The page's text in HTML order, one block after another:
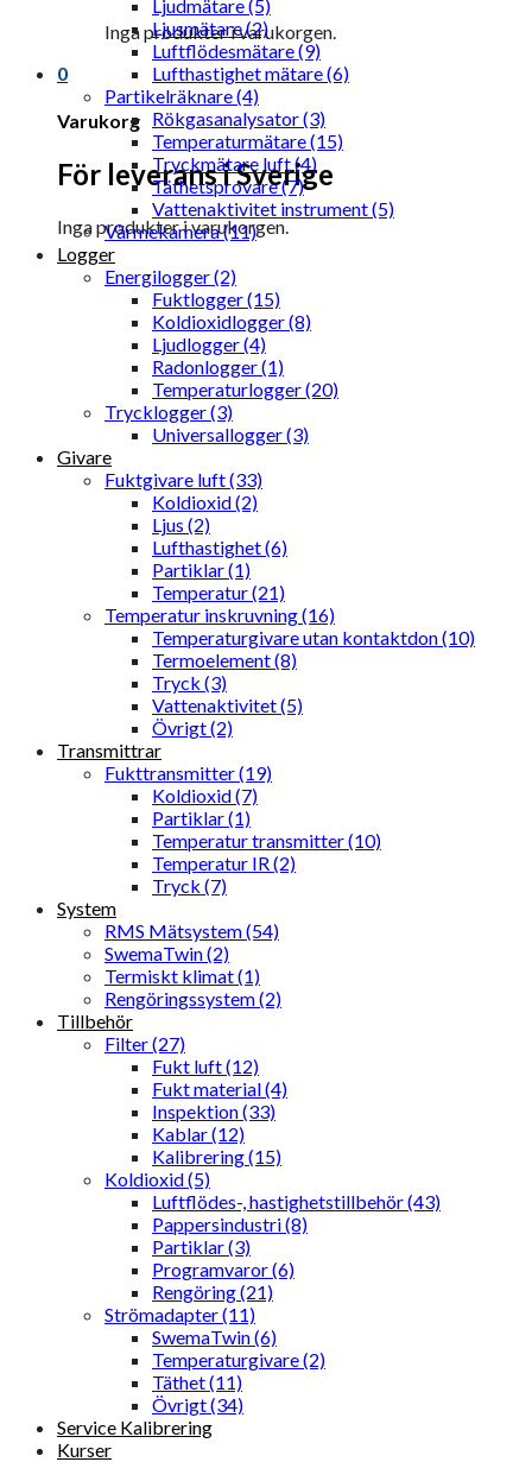
Inga produkter i varukorgen.
0
Varukorg
För leverans i Sverige
Inga produkter i varukorgen.
Ljudmätare (5)
Ljusmätare (2)
Luftflödesmätare (9)
Lufthastighet mätare (6)
Partikelräknare (4)
Rökgasanalysator (3)
Temperaturmätare (15)
Tryckmätare luft (4)
Täthetsprovare (7)
Vattenaktivitet instrument (5)
Värmekamera (11)
Logger
Energilogger (2)
Fuktlogger (15)
Koldioxidlogger (8)
Ljudlogger (4)
Radonlogger (1)
Temperaturlogger (20)
Trycklogger (3)
Universallogger (3)
Givare
Fuktgivare luft (33)
Koldioxid (2)
Ljus (2)
Lufthastighet (6)
Partiklar (1)
Temperatur (21)
Temperatur inskruvning (16)
Temperaturgivare utan kontaktdon (10)
Termoelement (8)
Tryck (3)
Vattenaktivitet (5)
Övrigt (2)
Transmittrar
Fukttransmitter (19)
Koldioxid (7)
Partiklar (1)
Temperatur transmitter (10)
Temperatur IR (2)
Tryck (7)
System
RMS Mätsystem (54)
SwemaTwin (2)
Termiskt klimat (1)
Rengöringssystem (2)
Tillbehör
Filter (27)
Fukt luft (12)
Fukt material (4)
Inspektion (33)
Kablar (12)
Kalibrering (15)
Koldioxid (5)
Luftflödes-, hastighetstillbehör (43)
Pappersindustri (8)
Partiklar (3)
Programvaror (6)
Rengöring (21)
Strömadapter (11)
SwemaTwin (6)
Temperaturgivare (2)
Täthet (11)
Övrigt (34)
Service Kalibrering
Kurser